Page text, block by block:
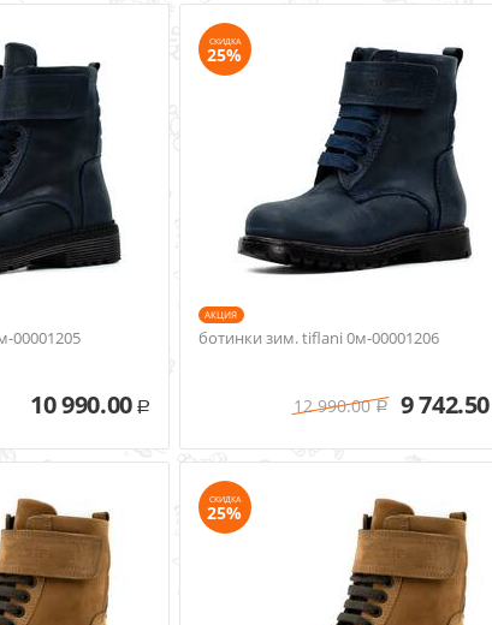
00001205
10 990.00 Р
СКИДКА
25%
AКЦИЯ
ботинки зим. tiflani 0м-00001206
12 990.00 Р 9 742.50
СКИДКА
25%